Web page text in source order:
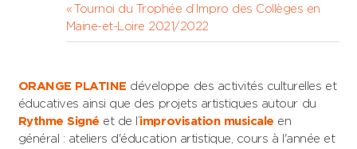
Navigation
de
Previous
Post:
Tournoi du Trophée d’Impro des Collèges en
Maine-et-Loire 2021/2022
ORANGE PLATINE développe des activités culturelles et
éducatives ainsi que des projets artistiques autour du
Rythme Signé et de l’improvisation musicale en
général : ateliers d'éducation artistique, cours à l'année et